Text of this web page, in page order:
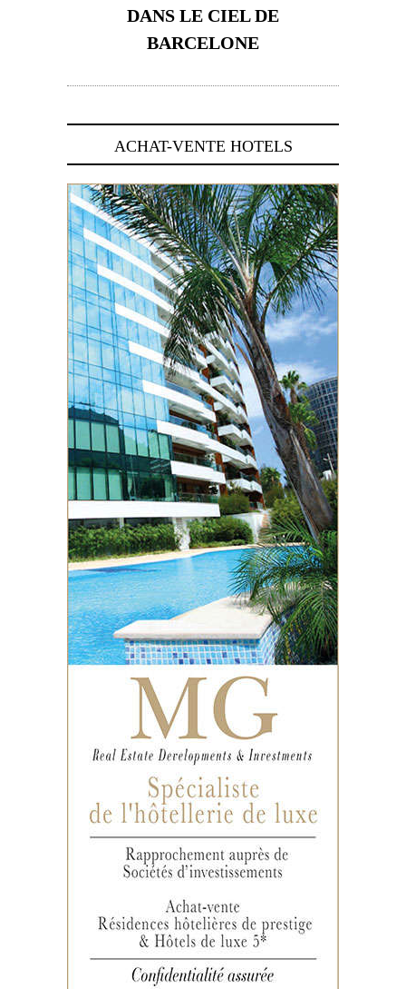
DANS LE CIEL DE
BARCELONE
ACHAT-VENTE HOTELS